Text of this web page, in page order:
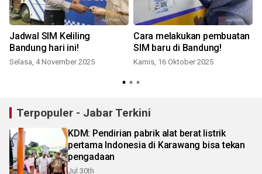
Jadwal SIM Keliling
Bandung hari ini!
Selasa, 4 November 2025
Cara melakukan pembuatan
SIM baru di Bandung!
Kamis, 16 Oktober 2025
Terpopuler - Jabar Terkini
KDM: Pendirian pabrik alat berat listrik
pertama Indonesia di Karawang bisa tekan
pengadaan
Jul 30th